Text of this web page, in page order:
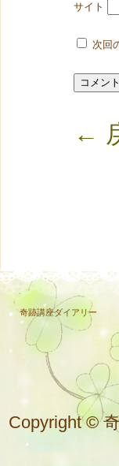
サイト
次回
←
奇跡講座ダイアリー
Copyright ©